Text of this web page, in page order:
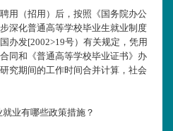
用（招用）后，按照《国务院办公
深化普通高等学校毕业生就业制度
办发[2002>19号）有关规定，凭用
同和《普通高等学校毕业证书》办
究期间的工作时间合并计算，社会
业有哪些政策措施？